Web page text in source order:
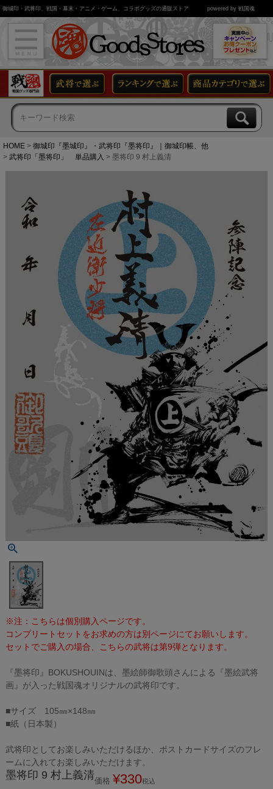
御城印・武将印、戦国・幕末・アニメ・ゲーム、コラボグッズの通販ストア powered by 戦国魂
HOME
御城印『墨城印』・武将印『墨将印』｜御城印帳、他
武将印「墨将印」 単品購入
墨将印 9 村上義清
※注：こちらは個別購入ページです。
コンプリートセットをお求めの方は別ページにてお願いします。
セットでご購入の場合、こちらの武将は第9弾となります。
『墨将印』BOKUSHOUINは、墨絵師御歌頭さんによる『墨絵武将
画』が入った戦国魂オリジナルの武将印です。
■サイズ 105㎜×148㎜
■紙（日本製）
武将印としてお楽しみいただけるほか、ポストカードサイズのフレ
ームに入れてお楽しみいただけます。
墨将印 9 村上義清価格 ¥330税込